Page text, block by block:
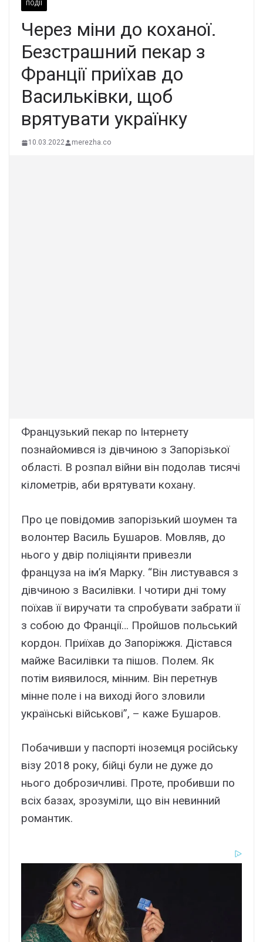
ПОДІЇ
Через міни до коханої.
Безстрашний пекар з
Франції приїхав до
Васильківки, щоб
врятувати українку
10.03.2022 merezha.co
Французький пекар по Інтернету
познайомився із дівчиною з Запорізької
області. В розпал війни він подолав тисячі
кілометрів, аби врятувати кохану.
Про це повідомив запорізький шоумен та
волонтер Василь Бушаров. Мовляв, до
нього у двір поліціянти привезли
француза на ім’я Марку. “Він листувався з
дівчиною з Василівки. І чотири дні тому
поїхав її виручати та спробувати забрати її
з собою до Франції… Пройшов польський
кордон. Приїхав до Запоріжжя. Дістався
майже Василівки та пішов. Полем. Як
потім виявилося, мінним. Він перетнув
мінне поле і на виході його зловили
українські військові”, – каже Бушаров.
Побачивши у паспорті іноземця російську
візу 2018 року, бійці були не дуже до
нього доброзичливі. Проте, пробивши по
всіх базах, зрозуміли, що він невинний
романтик.